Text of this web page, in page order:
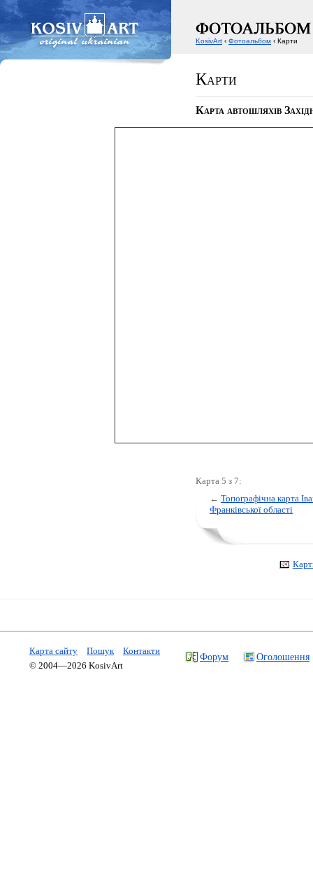
Карти
Карта автошляхів
Карта 5 з 7:
← Топографічна карта
Франківської області
KosivArt ‹ Фотоальбом ‹ Карти
Карта сайту Пошук
Контакти
© 2004—2026 KosivArt
Форум Оголошення